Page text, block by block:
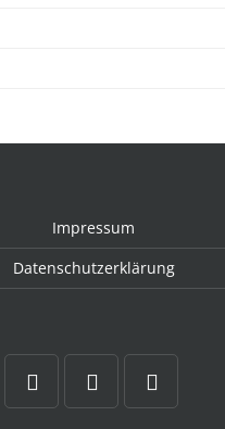
Impressum
Datenschutzerklärung